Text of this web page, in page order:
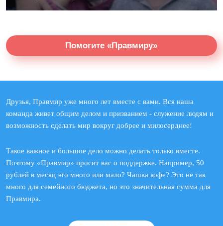
Помогите «Правмиру»
Друзья, Правмир уже много лет вместе с вами. Вся наша
команда живет общим делом и призванием - служение людям и
возможность сделать мир вокруг добрее и милосерднее!
Такое важное и большое дело можно делать только вместе.
Поэтому «Правмир» просит вас о поддержке. Например, 50
рублей в месяц это много или мало? Чашка кофе? Это не так
много для семейного бюджета, но это значительная сумма для
Правмира.